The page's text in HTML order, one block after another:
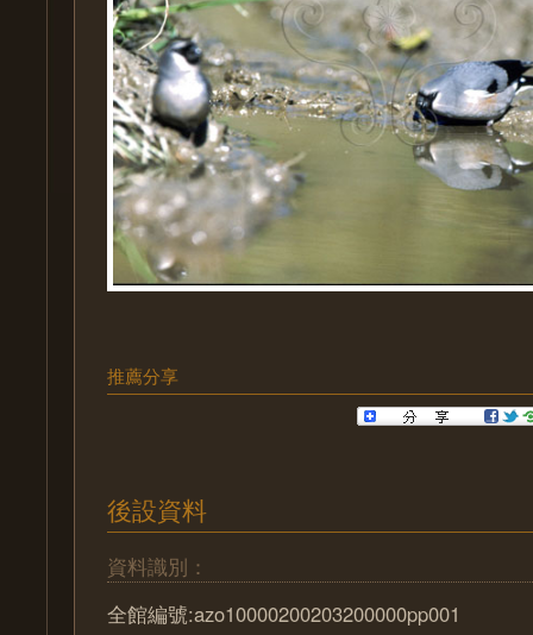
推薦分享
後設資料
資料識別：
全館編號:azo10000200203200000pp001